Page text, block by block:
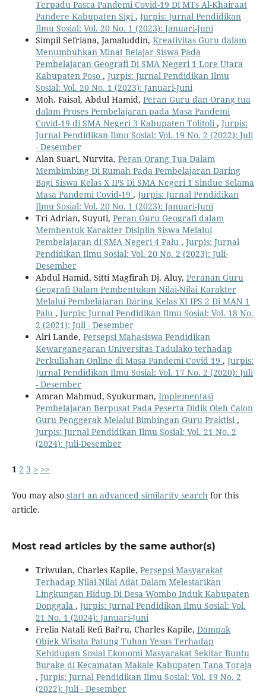
Terpadu Pasca Pandemi Covid-19 Di MTs Al-Khairaat
Pandere Kabupaten Sigi, Jurpis: Jurnal Pendidikan
Ilmu Sosial: Vol. 20 No. 1 (2023): Januari-Juni
Simpil Sefriana, Jamaluddin, Kreativitas Guru dalam
Menumbuhkan Minat Belajar Siswa Pada
Pembelajaran Geografi Di SMA Negeri 1 Lore Utara
Kabupaten Poso , Jurpis: Jurnal Pendidikan Ilmu
Sosial: Vol. 20 No. 1 (2023): Januari-Juni
Moh. Faisal, Abdul Hamid, Peran Guru dan Orang tua
dalam Proses Pembelajaran pada Masa Pandemi
Covid-19 di SMA Negeri 3 Kabupaten Tolitoli, Jurpis:
Jurnal Pendidikan Ilmu Sosial: Vol. 19 No. 2 (2022): Juli
- Desember
Alan Suari, Nurvita, Peran Orang Tua Dalam
Membimbing Di Rumah Pada Pembelajaran Daring
Bagi Siswa Kelas X IPS Di SMA Negeri 1 Sindue Selama
Masa Pandemi Covid-19 , Jurpis: Jurnal Pendidikan
Ilmu Sosial: Vol. 20 No. 1 (2023): Januari-Juni
Tri Adrian, Suyuti, Peran Guru Geografi dalam
Membentuk Karakter Disiplin Siswa Melalui
Pembelajaran di SMA Negeri 4 Palu , Jurpis: Jurnal
Pendidikan Ilmu Sosial: Vol. 20 No. 2 (2023): Juli-
Desember
Abdul Hamid, Sitti Magfirah Dj. Aluy, Peranan Guru
Geografi Dalam Pembentukan Nilai-Nilai Karakter
Melalui Pembelajaran Daring Kelas XI IPS 2 Di MAN 1
Palu , Jurpis: Jurnal Pendidikan Ilmu Sosial: Vol. 18 No.
2 (2021): Juli - Desember
Alri Lande, Persepsi Mahasiswa Pendidikan
Kewarganegaran Universitas Tadulako terhadap
Perkuliahan Online di Masa Pandemi Covid 19 , Jurpis:
Jurnal Pendidikan Ilmu Sosial: Vol. 17 No. 2 (2020): Juli
- Desember
Amran Mahmud, Syukurman, Implementasi
Pembelajaran Berpusat Pada Peserta Didik Oleh Calon
Guru Penggerak Melalui Bimbingan Guru Praktisi,
Jurpis: Jurnal Pendidikan Ilmu Sosial: Vol. 21 No. 2
(2024): Juli-Desember
1 2 3 > >>
You may also start an advanced similarity search for this
article.
Most read articles by the same author(s)
Triwulan, Charles Kapile, Persepsi Masyarakat
Terhadap Nilai-Nilai Adat Dalam Melestarikan
Lingkungan Hidup Di Desa Wombo Induk Kabupaten
Donggala , Jurpis: Jurnal Pendidikan Ilmu Sosial: Vol.
21 No. 1 (2024): Januari-Juni
Frelia Natali Refi Bai’ru, Charles Kapile, Dampak
Objek Wisata Patung Tuhan Yesus Terhadap
Kehidupan Sosial Ekonomi Masyarakat Sekitar Buntu
Burake di Kecamatan Makale Kabupaten Tana Toraja
, Jurpis: Jurnal Pendidikan Ilmu Sosial: Vol. 19 No. 2
(2022): Juli - Desember